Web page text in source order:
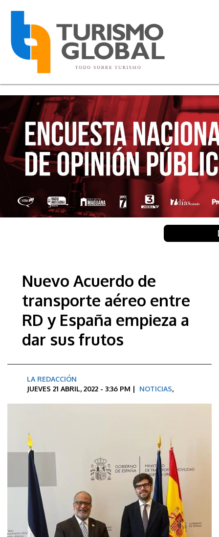
Nuevo Acuerdo de
transporte aéreo entre
RD y España empieza a
dar sus frutos
LA REDACCIÓN
JUEVES 21 ABRIL, 2022 - 3:36 PM | NOTICIAS,